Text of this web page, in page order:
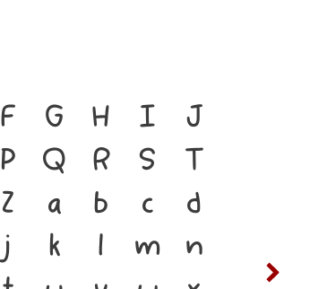
F G H I
J
P Q R S
T
Z a b c
d
j k l m
n
ที่ทำให้ความเป็น
สะพานเชื่อมตัวตน
จจุบัน ตัวพิมพ์ คือ
ษาดำรงอยู่ได้ แบบ